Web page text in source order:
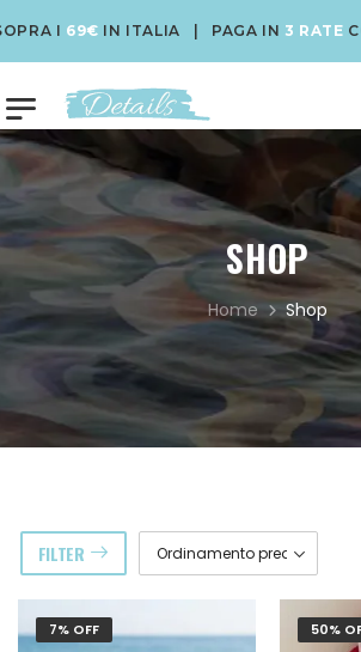
69€IN ITALIA | PAGA IN3 RATECON
SHOP
Home Shop
FILTER
7% OFF 50%